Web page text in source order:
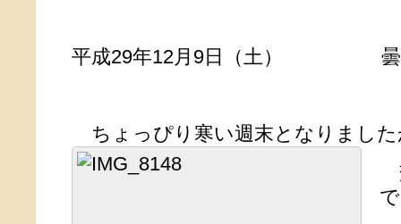
平成29年12月9日（土） 曇
ちょっぴり寒い週末となりました